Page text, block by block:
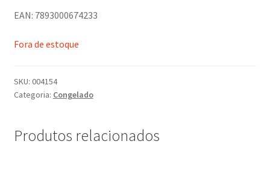
EAN: 7893000674233
Fora de estoque
SKU: 004154
Categoria: Congelado
Produtos relacionados